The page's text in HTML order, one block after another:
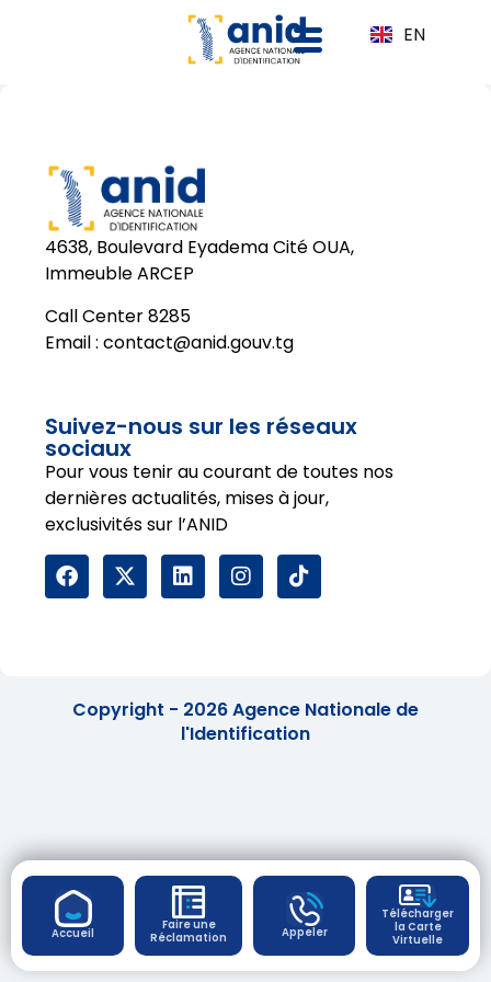
EN
Accueil
Faire une
Réclamation
Appeler
Télécharger
la Carte
Virtuelle
4638, Boulevard Eyadema Cité OUA,
Immeuble ARCEP
Call Center 8285
Email : contact@anid.gouv.tg
Suivez-nous sur les réseaux
sociaux
Pour vous tenir au courant de toutes nos
dernières actualités, mises à jour,
exclusivités sur l’ANID
Copyright - 2026 Agence Nationale de
l'Identification